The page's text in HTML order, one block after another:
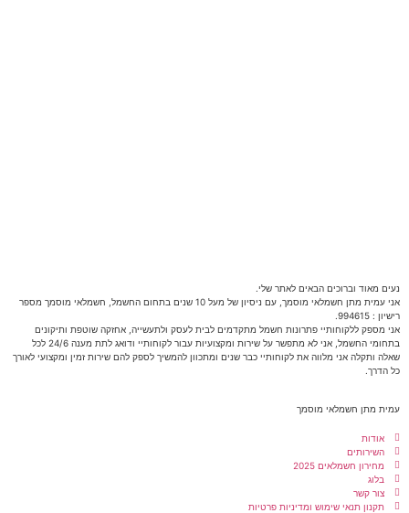
נעים מאוד וברוכים הבאים לאתר שלי.
אני עמית מתן חשמלאי מוסמך, עם ניסיון של מעל 10 שנים בתחום החשמל, חשמלאי מוסמך מספר
רישיון : 994615.
אני מספק ללקוחותיי פתרונות חשמל מתקדמים לבית לעסק ולתעשייה, אחזקה שוטפת ותיקונים
בתחומי החשמל, אני לא מתפשר על שירות ומקצועיות עבור לקוחותיי ודואג לתת מענה 24/6 לכל
שאלה ותקלה אני מלווה את לקוחותיי כבר שנים ומתכוון להמשיך לספק להם שירות זמין ומקצועי לאורך
כל הדרך.
עמית מתן חשמלאי מוסמך
אודות
השירותים
מחירון חשמלאים 2025
בלוג
צור קשר
תקנון תנאי שימוש ומדיניות פרטיות